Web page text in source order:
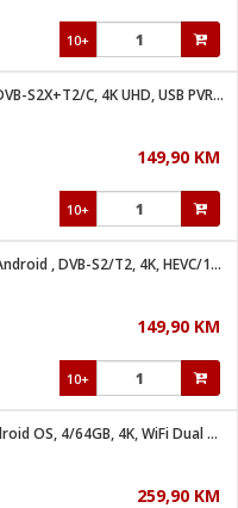
10+
Prijemnik combo, DVB-S2X+T2/C, 4K UHD, USB PVR, Ethernet
149,90 KM
10+
Prijemnik combo, Android , DVB-S2/T2, 4K, HEVC/10 bit
149,90 KM
10+
Prijemnik IPTV, Android OS, 4/64GB, 4K, WiFi Dual Band, BT
259,90 KM